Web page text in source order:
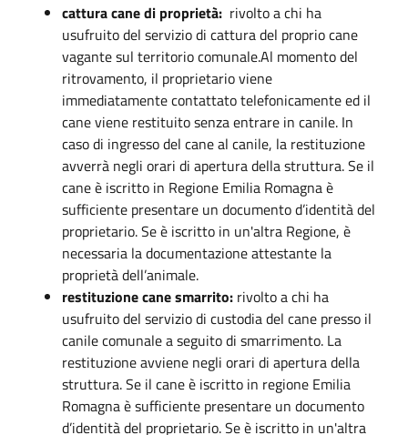
cattura cane di proprietà: rivolto a chi ha
usufruito del servizio di cattura del proprio cane
vagante sul territorio comunale.Al momento del
ritrovamento, il proprietario viene
immediatamente contattato telefonicamente ed il
cane viene restituito senza entrare in canile. In
caso di ingresso del cane al canile, la restituzione
avverrà negli orari di apertura della struttura. Se il
cane è iscritto in Regione Emilia Romagna è
sufficiente presentare un documento d’identità del
proprietario. Se è iscritto in un'altra Regione, è
necessaria la documentazione attestante la
proprietà dell’animale.
restituzione cane smarrito: rivolto a chi ha
usufruito del servizio di custodia del cane presso il
canile comunale a seguito di smarrimento. La
restituzione avviene negli orari di apertura della
struttura. Se il cane è iscritto in regione Emilia
Romagna è sufficiente presentare un documento
d’identità del proprietario. Se è iscritto in un'altra